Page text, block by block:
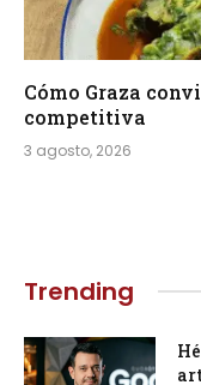
Cómo Graza
competitiva
3 agosto, 2026
Trending